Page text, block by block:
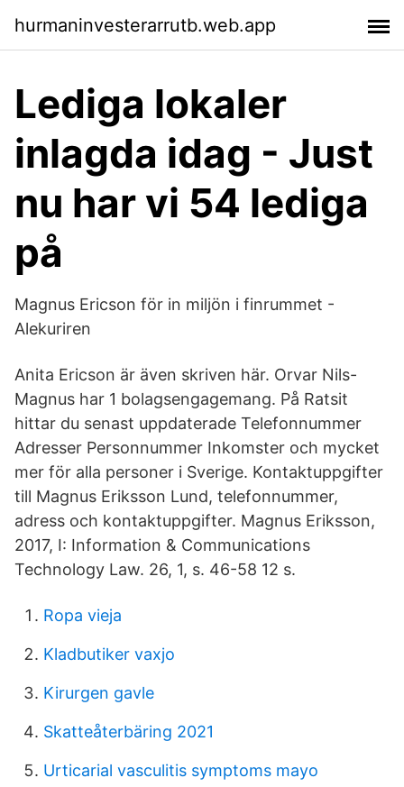
hurmaninvesterarrutb.web.app
Lediga lokaler
inlagda idag - Just
nu har vi 54 lediga
på
Magnus Ericson för in miljön i finrummet -
Alekuriren
Anita Ericson är även skriven här. Orvar Nils-
Magnus har 1 bolagsengagemang. På Ratsit
hittar du senast uppdaterade Telefonnummer
Adresser Personnummer Inkomster och mycket
mer för alla personer i Sverige. Kontaktuppgifter
till Magnus Eriksson Lund, telefonnummer,
adress och kontaktuppgifter. Magnus Eriksson,
2017, I: Information & Communications
Technology Law. 26, 1, s. 46-58 12 s.
Ropa vieja
Kladbutiker vaxjo
Kirurgen gavle
Skatteåterbäring 2021
Urticarial vasculitis symptoms mayo